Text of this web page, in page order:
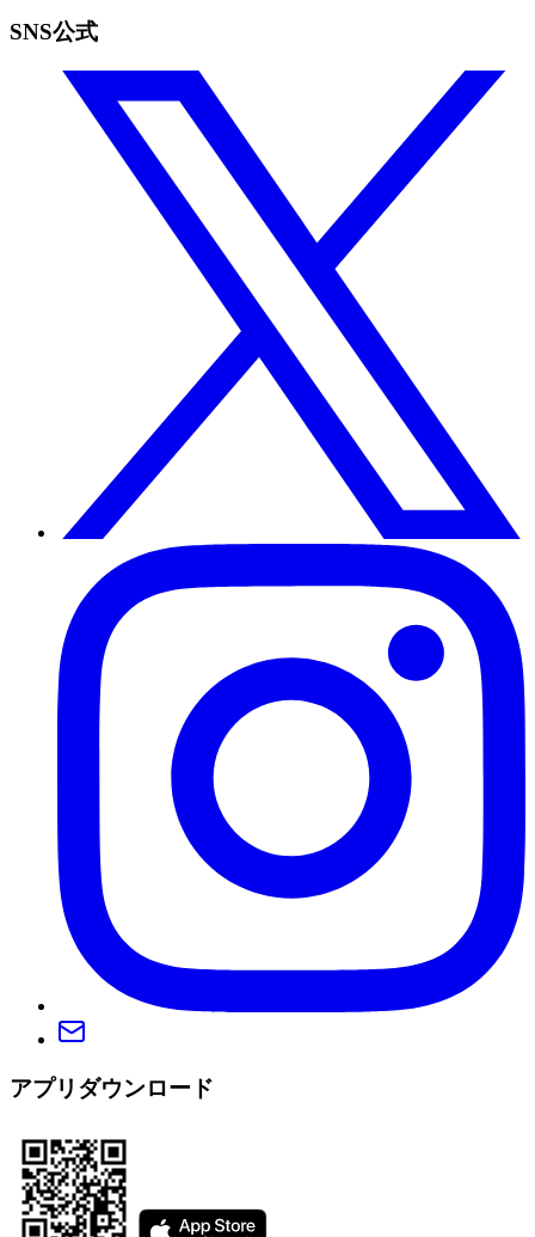
SNS公式
アプリダウンロード